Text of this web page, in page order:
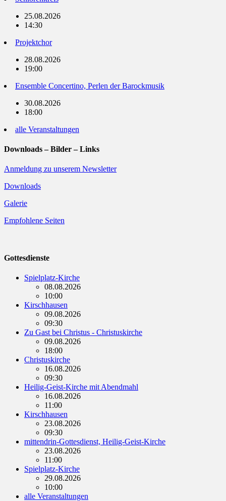
25.08.2026
14:30
Projektchor
28.08.2026
19:00
Ensemble Concertino, Perlen der Barockmusik
30.08.2026
18:00
alle Veranstaltungen
Downloads – Bilder – Links
Anmeldung zu unserem Newsletter
Downloads
Galerie
Empfohlene Seiten
Gottesdienste
Spielplatz-Kirche
08.08.2026
10:00
Kirschhausen
09.08.2026
09:30
Zu Gast bei Christus - Christuskirche
09.08.2026
18:00
Christuskirche
16.08.2026
09:30
Heilig-Geist-Kirche mit Abendmahl
16.08.2026
11:00
Kirschhausen
23.08.2026
09:30
mittendrin-Gottesdienst, Heilig-Geist-Kirche
23.08.2026
11:00
Spielplatz-Kirche
29.08.2026
10:00
alle Veranstaltungen